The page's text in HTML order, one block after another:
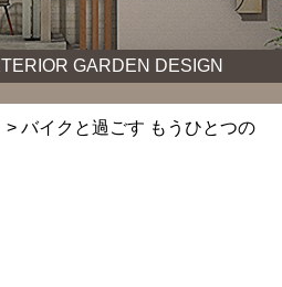
GARDEN DESIGN
> バイクと過ごす もうひとつの